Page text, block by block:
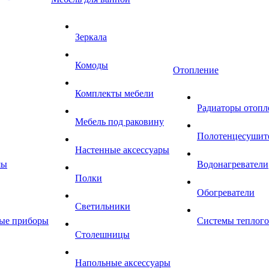
приборы
Зеркала
Комоды
Комплекты мебели
Мебель под раковину
Настенные аксессуары
Полки
Светильники
Столешницы
Напольные аксессуары
Отопление
Радиаторы
Водонагреватели
Обогреватели
Системы